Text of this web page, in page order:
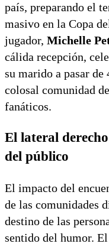
país, preparando el
masivo en la Copa
jugador, Michelle
cálida recepción,
su marido a pasar
colosal comunidad
fanáticos.
El lateral
del público
El impacto del
de las comunidades
destino de las
sentido del humor.